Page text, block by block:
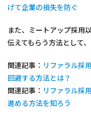
げて企業の損失を防ぐ
また、ミートアップ採用
伝えてもらう方法として
関連記事： リファラル採
回避する方法とは？
関連記事： リファラル採
進める方法を知ろう